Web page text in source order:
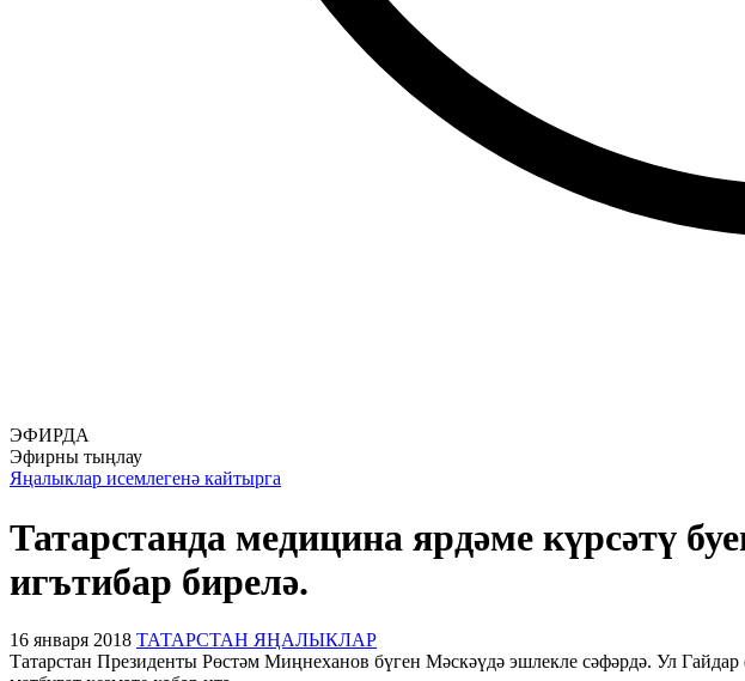
ЭФИРДА
Эфирны тыңлау
Яңалыклар исемлегенә кайтырга
Татарстанда медицина ярдәме күрсәтү
игътибар бирелә.
16 января 2018 ТАТАРСТАН ЯҢАЛЫКЛАР
Татарстан Президенты Рөстәм Миңнеханов бүген Мәскәүдә эшлекле сәфәрдә. Ул